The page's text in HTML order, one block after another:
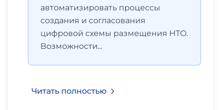
автоматизировать процессы
создания и согласования
цифровой схемы размещения HTO.
Возможности...
Читать полностью